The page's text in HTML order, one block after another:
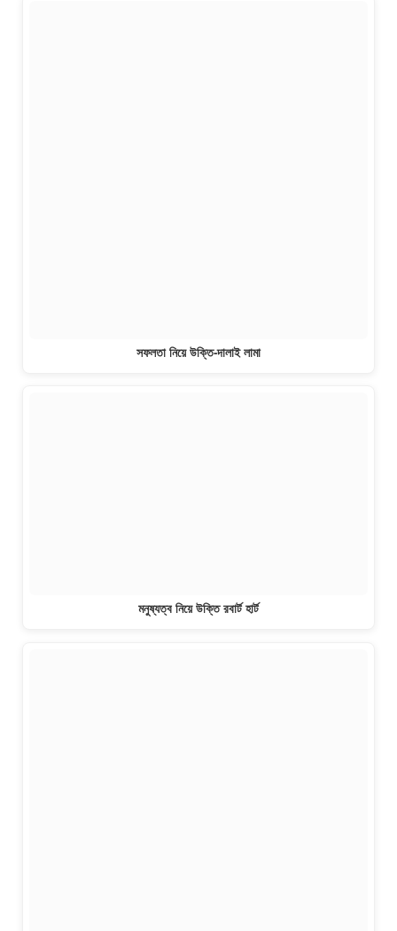
সফলতা নিয়ে উক্তি-দালাই লামা
মনুষ্যত্ব নিয়ে উক্তি রবার্ট হার্ট